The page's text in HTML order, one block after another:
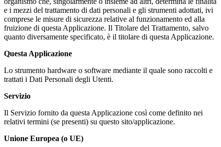
e i mezzi del trattamento di dati personali e gli strumenti adottati, ivi
comprese le misure di sicurezza relative al funzionamento ed alla
fruizione di questa Applicazione. Il Titolare del Trattamento, salvo
quanto diversamente specificato, è il titolare di questa Applicazione.
Questa Applicazione
Lo strumento hardware o software mediante il quale sono raccolti e
trattati i Dati Personali degli Utenti.
Servizio
Il Servizio fornito da questa Applicazione così come definito nei
relativi termini (se presenti) su questo sito/applicazione.
Unione Europea (o UE)